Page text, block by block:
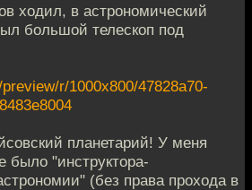
ходил, в астрономический
большой телескоп под
r/1000x800/47828a70-
планетарий! У меня
было "инструктора-
(без права прохода в